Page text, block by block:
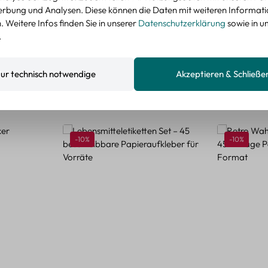
Rabatt
-10% Rabatt
-10%
und Analysen. Diese können die Daten mit weiteren
Weitere Infos finden Sie in unserer Datenschutzerklärung sowie in
.
technisch notwendige Akzeptieren &